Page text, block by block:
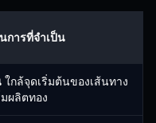
การที่จำเป็น
ใกล้จุดเริ่มต้นของเส้นทาง
มผลิตทอง